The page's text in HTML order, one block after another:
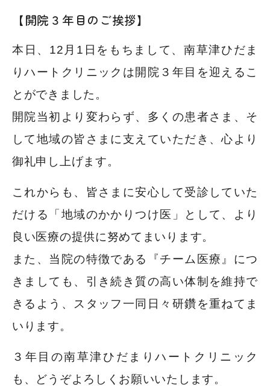
【開院３年目のご挨拶】
本日、12月1日をもちまして、南草津ひだま
りハートクリニックは開院３年目を迎えるこ
とができました。
開院当初より変わらず、多くの患者さま、そ
して地域の皆さまに支えていただき、心より
御礼申し上げます。
これからも、皆さまに安心して受診していた
だける「地域のかかりつけ医」として、より
良い医療の提供に努めてまいります。
また、当院の特徴である『チーム医療』につ
きましても、引き続き質の高い体制を維持で
きるよう、スタッフ一同日々研鑽を重ねてま
いります。
３年目の南草津ひだまりハートクリニック
も、どうぞよろしくお願いいたします。